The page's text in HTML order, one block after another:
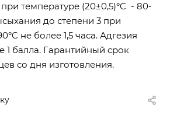
температуре (20±0,5)°C - 80-
до степени 3 при
не более 1,5 часа. Адгезия
1 балла. Гарантийный срок
со дня изготовления.